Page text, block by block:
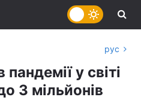
рус
у світі
3 мільйонів